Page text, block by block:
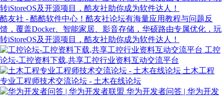
酷友社 - 酷酷软件中心！酷友社论坛有海量应用教程与问题反
馈，覆盖Docker、智能家居、影音存储，华硕路由专属优化，玩
转iStoreOS及开源项目，酷友社助你成为软件达人！
工控
论坛-工控资料下载,共享工控行业资料互动交流平台
土木工程
专业工程师技术交流论坛 - 土木在线论坛
华为开发者问答 | 华为开发